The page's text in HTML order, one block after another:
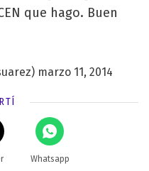
que hago. Buen
marzo 11, 2014
Whatsapp